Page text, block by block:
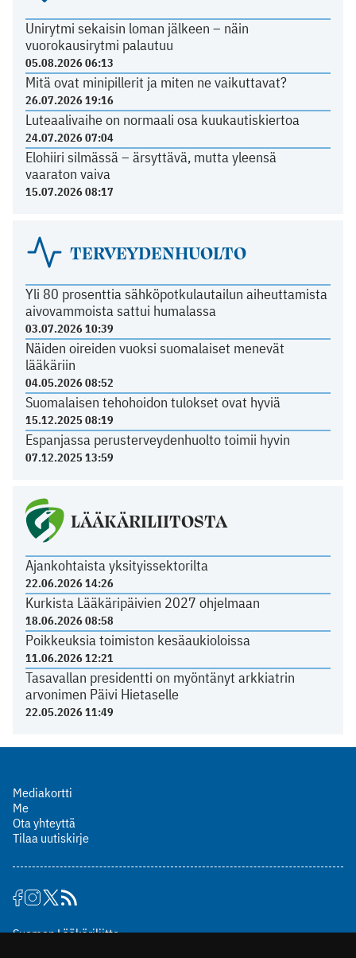
Unirytmi sekaisin loman jälkeen – näin
vuorokausirytmi palautuu
05.08.2026 06:13
Mitä ovat minipillerit ja miten ne vaikuttavat?
26.07.2026 19:16
Luteaalivaihe on normaali osa kuukautiskiertoa
24.07.2026 07:04
Elohiiri silmässä – ärsyttävä, mutta yleensä
vaaraton vaiva
15.07.2026 08:17
TERVEYDENHUOLTO
Yli 80 prosenttia sähköpotkulautailun aiheuttamista
aivovammoista sattui humalassa
03.07.2026 10:39
Näiden oireiden vuoksi suomalaiset menevät
lääkäriin
04.05.2026 08:52
Suomalaisen tehohoidon tulokset ovat hyviä
15.12.2025 08:19
Espanjassa perusterveydenhuolto toimii hyvin
07.12.2025 13:59
LÄÄKÄRILIITOSTA
Ajankohtaista yksityissektorilta
22.06.2026 14:26
Kurkista Lääkäripäivien 2027 ohjelmaan
18.06.2026 08:58
Poikkeuksia toimiston kesäaukioloissa
11.06.2026 12:21
Tasavallan presidentti on myöntänyt arkkiatrin
arvonimen Päivi Hietaselle
22.05.2026 11:49
Mediakortti
Me
Ota yhteyttä
Tilaa uutiskirje
Suomen Lääkäriliitto